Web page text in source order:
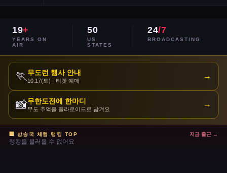
이란, 호르무즈 해협 '통제 해양 구역' 선언… 긴장 고조
민주당 전국위, 2024년 선거 검토 보고서 '불완전·검증 불가' 판정
주거비 계속 상승 — 임차인·주택 구매자 모두 부담 가중
이스라엘, 레바논 휴전 연장 합의 후에도 공격 지속
19+
YEARS ON
AIR
50
US
STATES
24/7
BROADCASTING
🏃 무도런 행사 안내
10.17(토) · 티켓 예매
→
📸무한도전에 한마디
무도 추억을 폴라로이드로 남겨요
→
🏢 방송국 체험 랭킹 TOP 지금 출근 →
랭킹을 불러올 수 없어요